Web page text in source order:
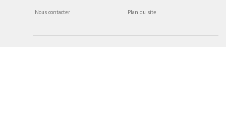
Nous contacter Plan du site